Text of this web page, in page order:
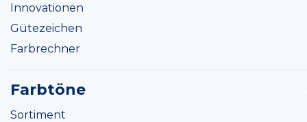
Innovationen
Gütezeichen
Farbrechner
Farbtöne
Sortiment